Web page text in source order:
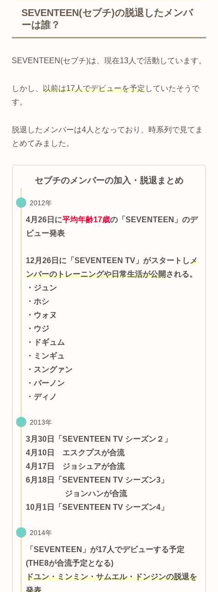
SEVENTEEN(セブチ)の脱退したメンバ
ーは誰？
SEVENTEEN(セブチ)は、現在13人で活動しています。
しかし、 以前は17人でデビューを予定していたそうで
す。
脱退したメンバーは4人となっており、時系列で見てま
とめてみました。
セブチのメンバーの加入・脱退まとめ
2012年
4月26日に平均年齢17歳の「SEVENTEEN」のデ
ビュー発表
12月26日に「SEVENTEEN TV」がスタートしメ
ンバーのトレーニングや日常生活が公開される。
・ジュン
・ホシ
・ウォヌ
・ウジ
・ドギュム
・ミンギュ
・スングァン
・バーノン
・ディノ
2013年
3月30日「SEVENTEEN TV シーズン２」
4月10日 エスクプスが合流
4月17日 ジョシュアが合流
6月18日「SEVENTEEN TV シーズン3」
ジョンハンが合流
10月1日「SEVENTEEN TV シーズン4」
2014年
「SEVENTEEN」が17人でデビューする予定
(THE8が合流予定となる)
ドユン・ミンミン・サムエル・ドンジンの脱退を